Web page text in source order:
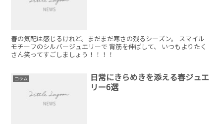
春の気配は感じるけれど。まだまだ寒さの残るシーズン。 スマイル
モチーフのシルバージュエリーで 背筋を伸ばして、 いつもよりたく
さん笑ってすごしましょう！！！！
コラム
日常にきらめきを添える春ジュエ
リー6選